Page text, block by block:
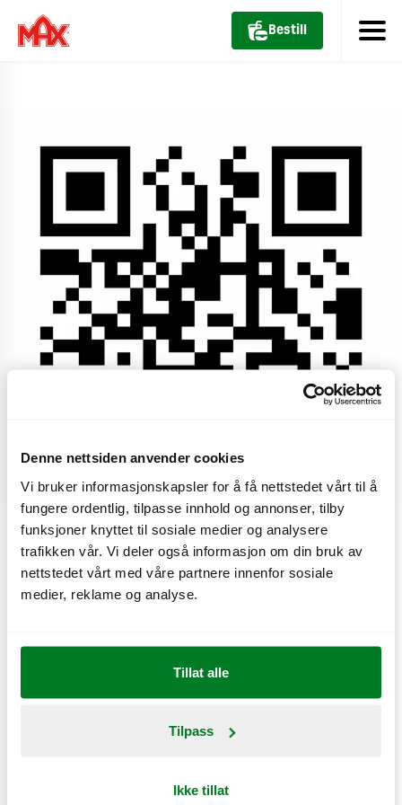
Denne nettsiden anvender cookies
Vi bruker informasjonskapsler for å få nettstedet vårt til å
fungere ordentlig, tilpasse innhold og annonser, tilby
funksjoner knyttet til sosiale medier og analysere
trafikken vår. Vi deler også informasjon om din bruk av
nettstedet vårt med våre partnere innenfor sosiale
medier, reklame og analyse.
Tillat alle
Tilpass
Ikke tillat
Bestill
Friscomeny
Gjelder ikke Delivery og går ikke å kombinere med andre
tilbud. Gyldig t.o.m. 3. maj 2026.
Benytt tilbudet direkte i appen